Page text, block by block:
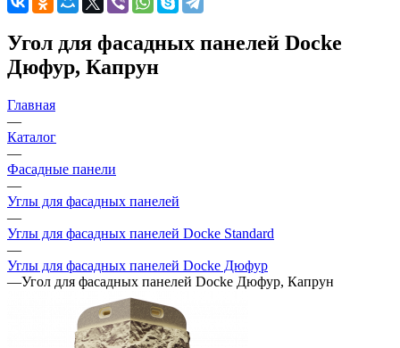
Угол для фасадных панелей Docke
Дюфур, Капрун
Главная
—
Каталог
—
Фасадные панели
—
Углы для фасадных панелей
—
Углы для фасадных панелей Docke Standard
—
Углы для фасадных панелей Docke Дюфур
—Угол для фасадных панелей Docke Дюфур, Капрун